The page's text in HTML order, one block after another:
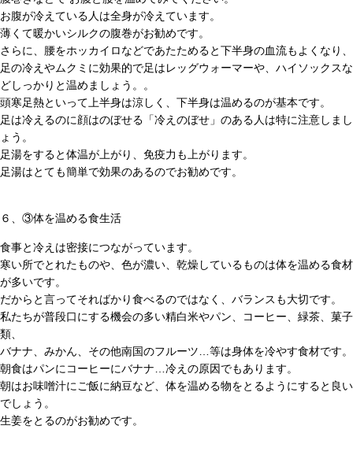
お腹が冷えている人は全身が冷えています。
薄くて暖かいシルクの腹巻がお勧めです。
さらに、腰をホッカイロなどであたためると下半身の血流もよくなり、
足の冷えやムクミに効果的で足はレッグウォーマーや、ハイソックスな
どしっかりと温めましょう。。
頭寒足熱といって上半身は涼しく、下半身は温めるのが基本です。
足は冷えるのに顔はのぼせる「冷えのぼせ」のある人は特に注意しまし
ょう。
足湯をすると体温が上がり、免疫力も上がります。
足湯はとても簡単で効果のあるのでお勧めです。
６、③体を温める食生活
食事と冷えは密接につながっています。
寒い所でとれたものや、色が濃い、乾燥しているものは体を温める食材
が多いです。
だからと言ってそればかり食べるのではなく、バランスも大切です。
私たちが普段口にする機会の多い精白米やパン、コーヒー、緑茶、菓子
類、
バナナ、みかん、その他南国のフルーツ…等は身体を冷やす食材です。
朝食はパンにコーヒーにバナナ…冷えの原因でもあります。
朝はお味噌汁にご飯に納豆など、体を温める物をとるようにすると良い
でしょう。
生姜をとるのがお勧めです。